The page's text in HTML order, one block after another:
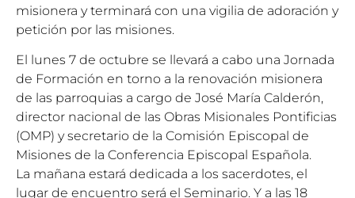
misionera y terminará con una vigilia de adoración y
petición por las misiones.
El lunes 7 de octubre se llevará a cabo una Jornada
de Formación en torno a la renovación misionera
de las parroquias a cargo de José María Calderón,
director nacional de las Obras Misionales Pontificias
(OMP) y secretario de la Comisión Episcopal de
Misiones de la Conferencia Episcopal Española.
La mañana estará dedicada a los sacerdotes, el
lugar de encuentro será el Seminario. Y a las 18